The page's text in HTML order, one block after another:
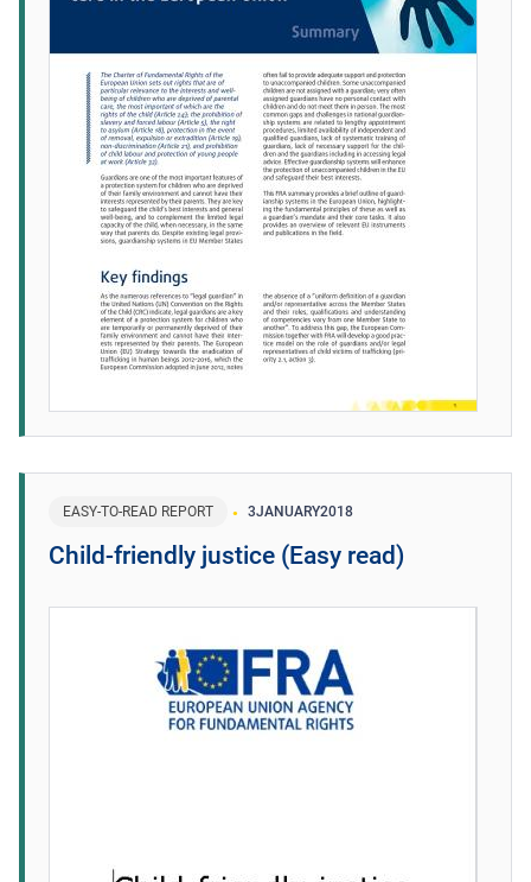
EASY-TO-READ REPORT 3JANUARY2018
Child-friendly justice (Easy read)